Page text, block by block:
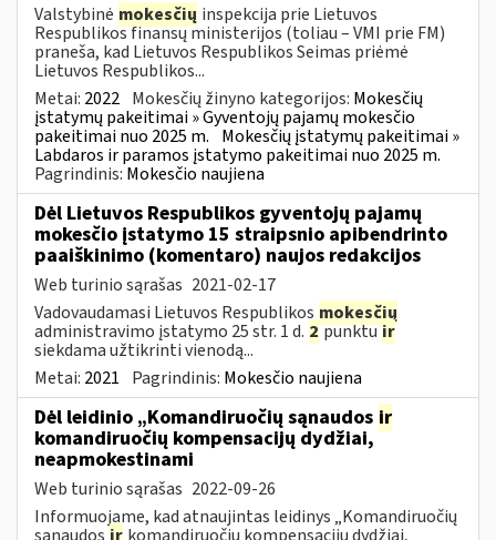
Valstybinė mokesčių inspekcija prie Lietuvos
Respublikos finansų ministerijos (toliau – VMI prie FM)
praneša, kad Lietuvos Respublikos Seimas priėmė
Lietuvos Respublikos...
Metai: 2022 Mokesčių žinyno kategorijos: Mokesčių
įstatymų pakeitimai » Gyventojų pajamų mokesčio
pakeitimai nuo 2025 m. Mokesčių įstatymų pakeitimai »
Labdaros ir paramos įstatymo pakeitimai nuo 2025 m.
Pagrindinis: Mokesčio naujiena
Dėl Lietuvos Respublikos gyventojų pajamų
mokesčio įstatymo 15 straipsnio apibendrinto
paaiškinimo (komentaro) naujos redakcijos
Web turinio sąrašas 2021-02-17
Vadovaudamasi Lietuvos Respublikos mokesčių
administravimo įstatymo 25 str. 1 d. 2punktuir
siekdama užtikrinti vienodą...
Metai: 2021 Pagrindinis: Mokesčio naujiena
Dėl leidinio „Komandiruočių sąnaudos ir
komandiruočių kompensacijų dydžiai,
neapmokestinami
Web turinio sąrašas 2022-09-26
Informuojame, kad atnaujintas leidinys „Komandiruočių
sąnaudos ir komandiruočių kompensacijų dydžiai,